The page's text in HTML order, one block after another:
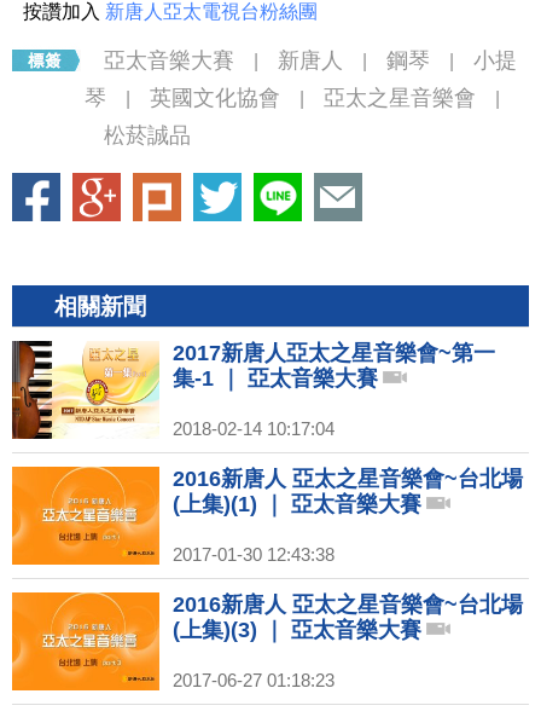
按讚加入 新唐人亞太電視台粉絲團
亞太音樂大賽 新唐人 鋼琴
小提
琴
英國文化協會 亞太之星音樂會
松菸誠品
相關新聞
2017新唐人亞太之星音樂會~第一
集-1 ｜ 亞太音樂大賽
2018-02-14 10:17:04
2016新唐人 亞太之星音樂會~台北場
(上集)(1) ｜ 亞太音樂大賽
2017-01-30 12:43:38
2016新唐人 亞太之星音樂會~台北場
(上集)(3) ｜ 亞太音樂大賽
2017-06-27 01:18:23